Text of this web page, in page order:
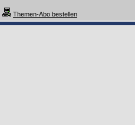
Themen-Abo bestellen